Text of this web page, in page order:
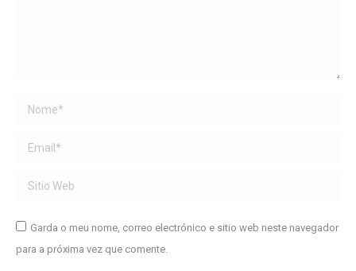
Name *
Email *
Sitio Web
Garda o meu nome, correo electrónico e sitio web neste navegador
para a próxima vez que comente.